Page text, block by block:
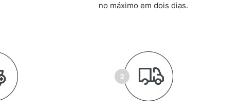
no máximo em dois dias.